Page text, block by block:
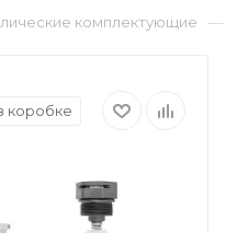
комплектующие —
коробке